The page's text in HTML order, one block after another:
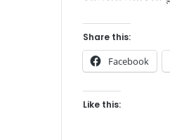
Share this:
Facebook
Like this: